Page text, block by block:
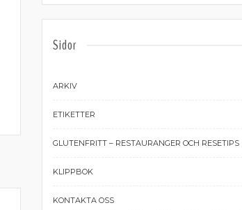
Sidor
ARKIV
ETIKETTER
GLUTENFRITT – RESTAURANGER OCH RESETIPS
KLIPPBOK
KONTAKTA OSS